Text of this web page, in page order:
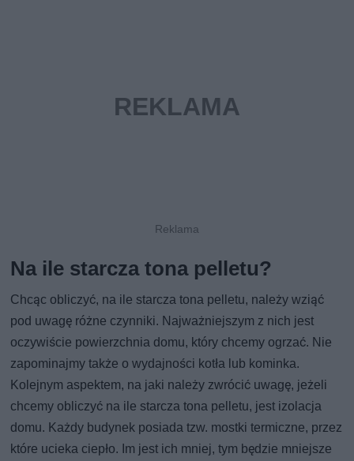
Na ile starcza tona pelletu?
Chcąc obliczyć, na ile starcza tona pelletu, należy wziąć
pod uwagę różne czynniki. Najważniejszym z nich jest
oczywiście powierzchnia domu, który chcemy ogrzać. Nie
zapominajmy także o wydajności kotła lub kominka.
Kolejnym aspektem, na jaki należy zwrócić uwagę, jeżeli
chcemy obliczyć na ile starcza tona pelletu, jest izolacja
domu. Każdy budynek posiada tzw. mostki termiczne, przez
które ucieka ciepło. Im jest ich mniej, tym będzie mniejsze